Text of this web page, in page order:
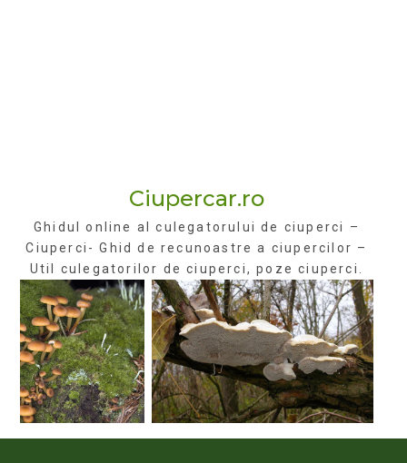
Ciupercar.ro
Ghidul online al culegatorului de ciuperci –
Ciuperci- Ghid de recunoastre a ciupercilor –
Util culegatorilor de ciuperci, poze ciuperci.